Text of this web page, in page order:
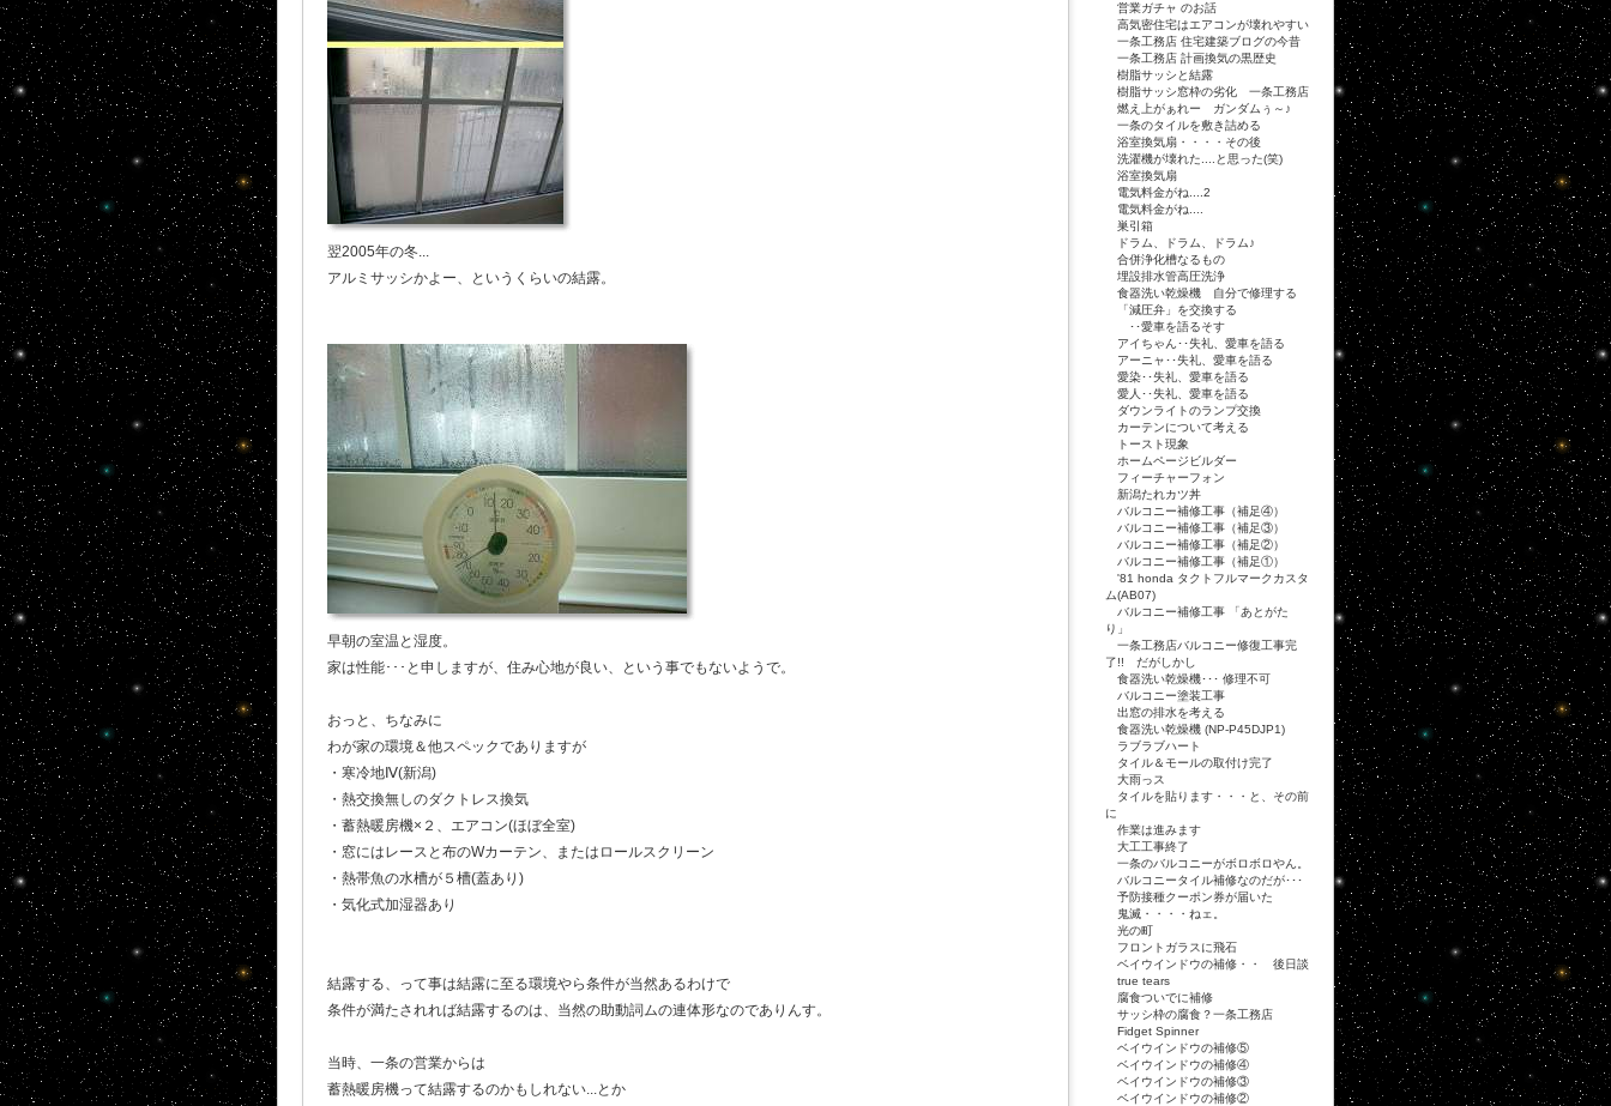
翌2005年の冬...
アルミサッシかよー、というくらいの結露。
早朝の室温と湿度。
家は性能･･･と申しますが、住み心地が良い、という事でもないようで。
おっと、ちなみに
わが家の環境＆他スペックでありますが
・寒冷地Ⅳ(新潟)
・熱交換無しのダクトレス換気
・蓄熱暖房機×２、エアコン(ほぼ全室)
・窓にはレースと布のWカーテン、またはロールスクリーン
・熱帯魚の水槽が５槽(蓋あり)
・気化式加湿器あり
結露する、って事は結露に至る環境やら条件が当然あるわけで
条件が満たされれば結露するのは、当然の助動詞ムの連体形なのでありんす。
当時、一条の営業からは
蓄熱暖房機って結露するのかもしれない...とか
営業ガチャ のお話
高気密住宅はエアコンが壊れやすい
一条工務店 住宅建築ブログの今昔
一条工務店 計画換気の黒歴史
樹脂サッシと結露
樹脂サッシ窓枠の劣化 一条工務店
燃え上がぁれー ガンダムぅ～♪
一条のタイルを敷き詰める
浴室換気扇・・・・その後
洗濯機が壊れた....と思った(笑)
浴室換気扇
電気料金がね....2
電気料金がね....
巣引箱
ドラム、ドラム、ドラム♪
合併浄化槽なるもの
埋設排水管高圧洗浄
食器洗い乾燥機 自分で修理する
「減圧弁」を交換する
･･愛車を語るそす
アイちゃん･･失礼、愛車を語る
アーニャ･･失礼、愛車を語る
愛染･･失礼、愛車を語る
愛人･･失礼、愛車を語る
ダウンライトのランプ交換
カーテンについて考える
トースト現象
ホームページビルダー
フィーチャーフォン
新潟たれカツ丼
バルコニー補修工事（補足④）
バルコニー補修工事（補足③）
バルコニー補修工事（補足②）
バルコニー補修工事（補足①）
'81 honda タクトフルマークカスタ
ム(AB07)
バルコニー補修工事 「あとがた
り」
一条工務店バルコニー修復工事完
了!! だがしかし
食器洗い乾燥機･･･ 修理不可
バルコニー塗装工事
出窓の排水を考える
食器洗い乾燥機 (NP-P45DJP1)
ラブラブハート
タイル＆モールの取付け完了
大雨っス
タイルを貼ります・・・と、その前
に
作業は進みます
大工工事終了
一条のバルコニーがボロボロやん。
バルコニータイル補修なのだが･･･
予防接種クーポン券が届いた
鬼滅・・・・ねェ。
光の町
フロントガラスに飛石
ベイウインドウの補修・・ 後日談
true tears
腐食ついでに補修
サッシ枠の腐食？一条工務店
Fidget Spinner
ベイウインドウの補修⑤
ベイウインドウの補修④
ベイウインドウの補修③
ベイウインドウの補修②